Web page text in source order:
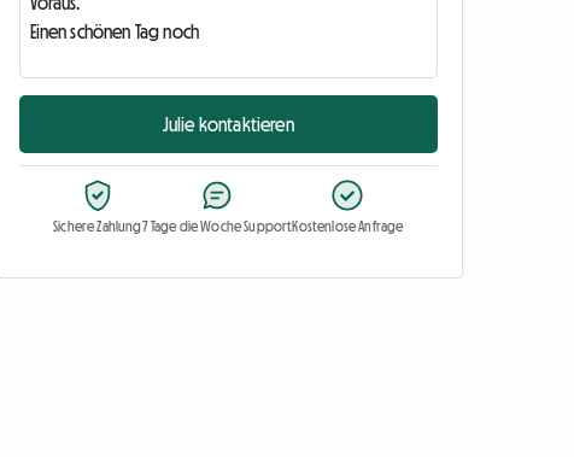
Julie kontaktieren
Sichere Zahlung7 Tage die Woche SupportKostenlose Anfrage